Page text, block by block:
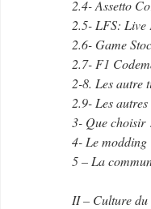
2.4- Assetto
2.5- LFS: Live
2.6- Game
2.7- F1
2-8. Les autre
2.9- Les
3- Que choisir
4- Le modding
5 – La
II – Culture